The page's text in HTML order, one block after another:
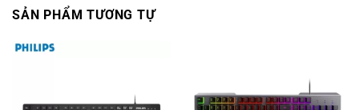
SẢN PHẨM TƯƠNG TỰ